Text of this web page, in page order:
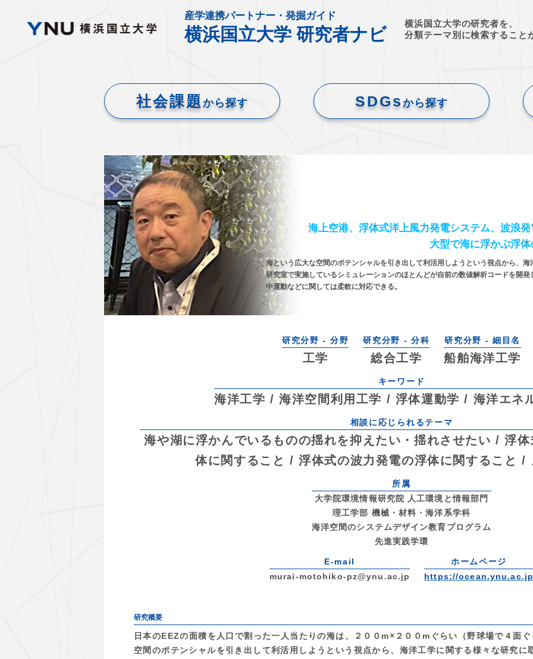
産学連携パートナー・発掘ガイド
横浜国立大学 研究者ナビ
横浜国立大学の研究者を、
分類テーマ別に検索すること
社会課題 から探す SDGs から探す
海上空港、浮体式洋上風力発電システム、波浪
大型で海に浮かぶ浮
海という広大な空間のポテンシャルを引き出して利活用しようという視点から、
研究室で実施しているシミュレーションのほとんどが自前の数値解析コードを開
中運動などに関しては柔軟に対応できる。
研究分野 - 分野
工学
研究分野 - 分科
総合工学
研究分野 - 細目名
船舶海洋工学
キーワード
海洋工学 / 海洋空間利用工学 / 浮体運動学 / 海洋エネ
相談に応じられるテーマ
海や湖に浮かんでいるものの揺れを抑えたい・揺れさせたい / 浮
体に関すること / 浮体式の波力発電の浮体に関すること /
所属
大学院環境情報研究院 人工環境と情報部門
理工学部 機械・材料・海洋系学科
海洋空間のシステムデザイン教育プログラム
先進実践学環
E-mail
murai-motohiko-pz@ynu.ac.jp
ホームページ
https://ocean.ynu.ac.jp
研究概要
日本のEEZの面積を人口で割った一人当たりの海は、２００m×２００mぐらい（野球場で４面
空間のポテンシャルを引き出して利活用しようという視点から、海洋工学に関する様々な研究に